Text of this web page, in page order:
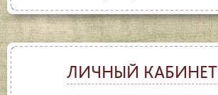
ЛИЧНЫЙ КАБИНЕТ